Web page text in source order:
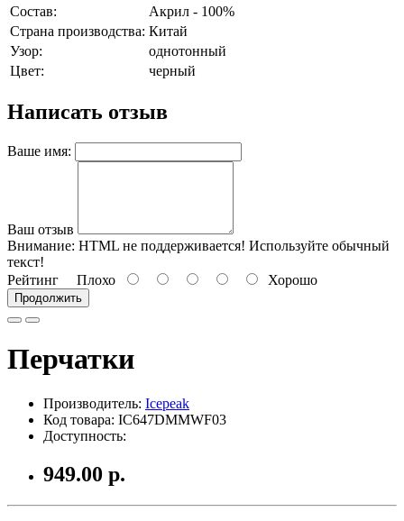
Состав:
Акрил - 100%
Страна производства: Китай
Узор:
однотонный
Цвет:
черный
Написать отзыв
Ваше имя:
Ваш отзыв
Внимание: HTML не поддерживается! Используйте обычный
текст!
Рейтинг Плохо Хорошо
Продолжить
Перчатки
Производитель: Icepeak
Код товара: IC647DMMWF03
Доступность:
949.00 р.